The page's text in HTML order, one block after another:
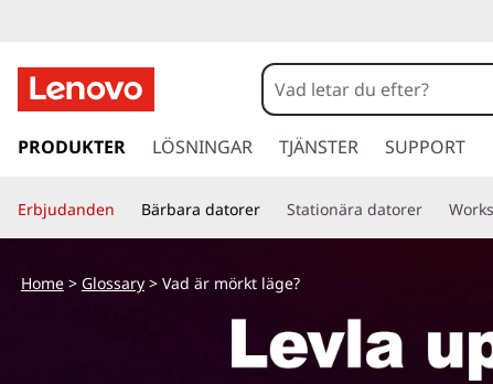
o
a
v
d
PRODUKTER LÖSNINGAR TJÄNSTER SUPPORT
Erbjudanden Bärbara datorer Stationära datorer
Home> Glossary> Vad är mörkt läge?